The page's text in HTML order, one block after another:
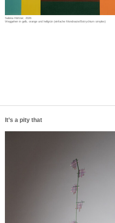
Sabina Hörtner, 2026
Weggehen in gelb, orange und hellgrün (einfache Mondraute/Botrychium simplex)
It’s a pity that